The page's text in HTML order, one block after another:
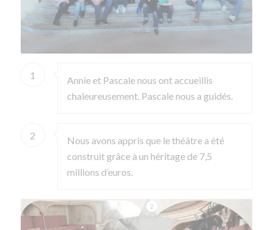
1
Annie et Pascale nous ont accueillis
chaleureusement. Pascale nous a guidés.
2
Nous avons appris que le théâtre a été
construit grâce à un héritage de 7,5
millions d’euros.
2